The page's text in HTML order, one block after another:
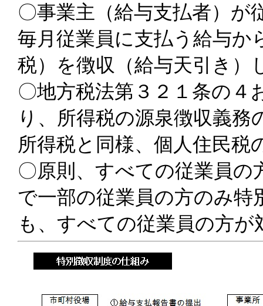
〇事業主（給与支払者）が
毎月従業員に支払う給与か
税）を徴収（給与天引き）
〇地方税法第３２１条の４
り、所得税の源泉徴収義
所得税と同様、個人住民税
〇原則、すべての従業員
で一部の従業員の方のみ
も、すべての従業員の方